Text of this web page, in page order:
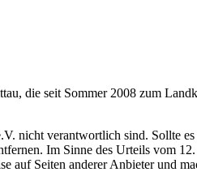
die seit Sommer 2008 zum
nicht verantwortlich sind. Sollte
Im Sinne des Urteils vom
auf Seiten anderer Anbieter und